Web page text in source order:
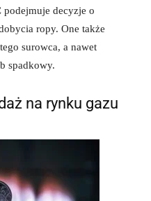
podejmuje decyzje o
ropy. One także
surowca, a nawet
spadkowy.
na rynku gazu